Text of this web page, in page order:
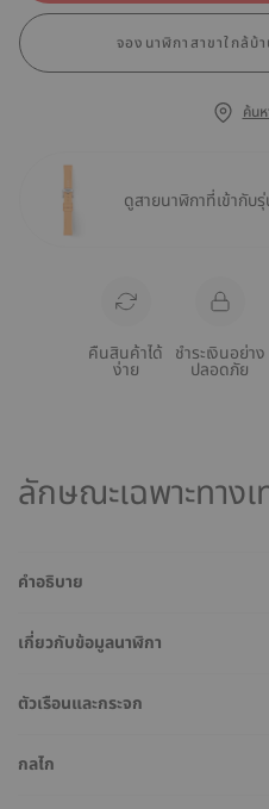
จองนาฬิกาสาขาใกล้บ้
ค้น
ดูสายนาฬิกาที่เข้ากั
คืนสินค้าได้
ง่าย
ชำระเงินอย่าง
ปลอดภัย
ลักษณะเฉพาะทาง
คำอธิบาย
เกี่ยวกับข้อมูลนาฬิกา
ตัวเรือนและกระจก
กลไก